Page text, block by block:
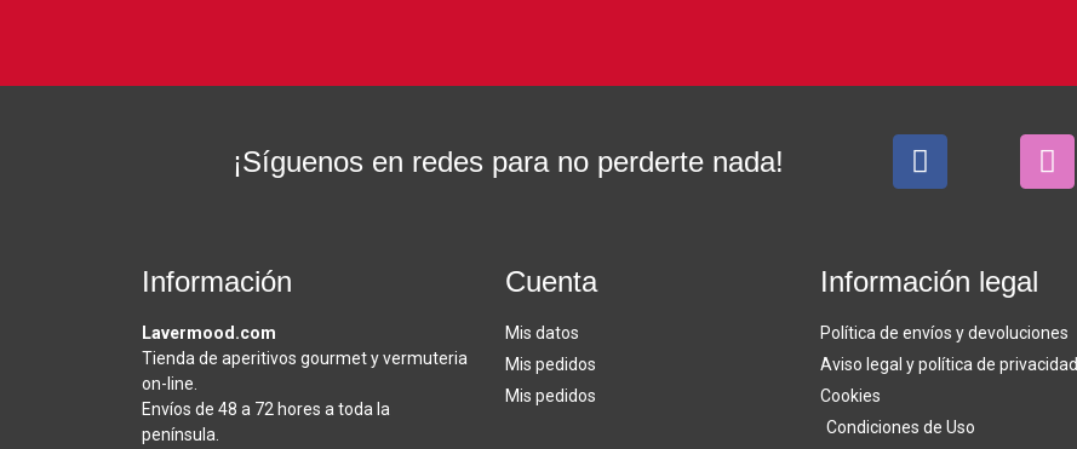
¡Síguenos en redes para no perderte nada!
Información
Lavermood.com
Tienda de aperitivos gourmet y vermuteria
on-line.
Envíos de 48 a 72 hores a toda la
península.
Cuenta
Mis datos
Mis pedidos
Mis pedidos
Información legal
Política de envíos y devoluciones
Aviso legal y política de privacidad
Cookies
Condiciones de Uso